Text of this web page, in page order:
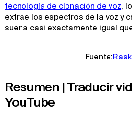
tecnología de clonación de voz,
extrae los espectros de la voz y
suena casi exactamente igual
Fuente:Rask
Resumen | Traducir
YouTube